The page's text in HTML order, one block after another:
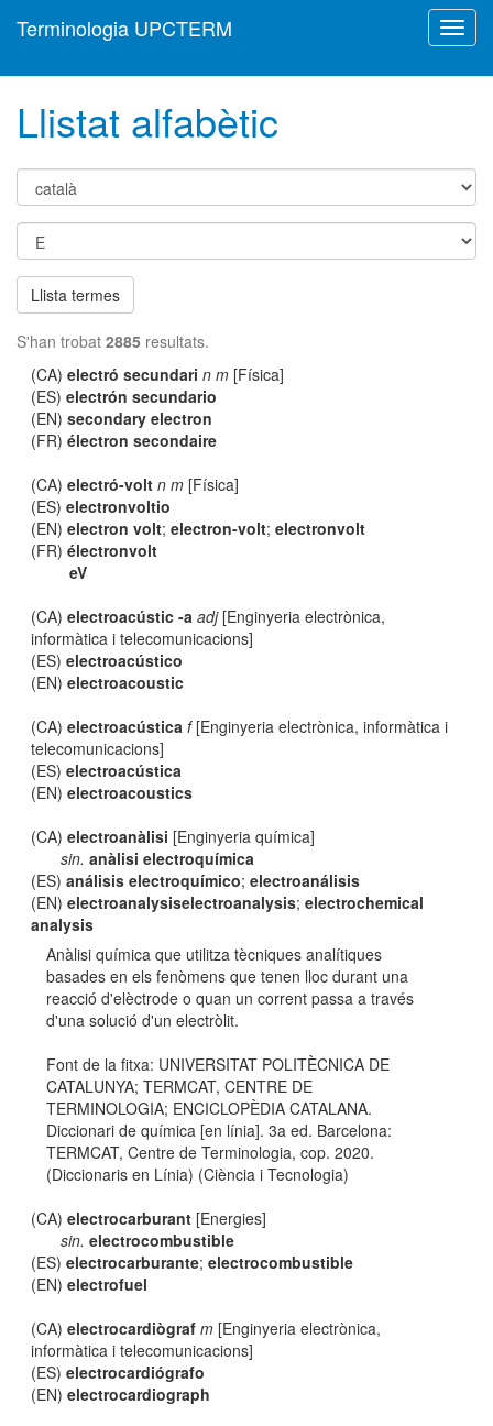
Terminologia UPCTERM
Llistat alfabètic
Llista termes
S'han trobat 2885 resultats.
(CA)electró secundari n m [Física]
(ES)electrón secundario
(EN)secondary electron
(FR)électron secondaire
(CA)electró-volt n m [Física]
(ES)electronvoltio
(EN)electron volt;electron-volt;electronvolt
(FR)électronvolt
eV
(CA)electroacústic -a adj[Enginyeria electrònica,
informàtica i telecomunicacions]
(ES)electroacústico
(EN)electroacoustic
(CA)electroacústica f[Enginyeria electrònica, informàtica i
telecomunicacions]
(ES)electroacústica
(EN)electroacoustics
(CA)electroanàlisi [Enginyeria química]
sin. anàlisi electroquímica
(ES)análisis electroquímico;electroanálisis
(EN)electroanalysiselectroanalysis;electrochemical
analysis
Anàlisi química que utilitza tècniques analítiques
basades en els fenòmens que tenen lloc durant una
reacció d'elèctrode o quan un corrent passa a través
d'una solució d'un electròlit.
Font de la fitxa: UNIVERSITAT POLITÈCNICA DE
CATALUNYA; TERMCAT, CENTRE DE
TERMINOLOGIA; ENCICLOPÈDIA CATALANA.
Diccionari de química [en línia]. 3a ed. Barcelona:
TERMCAT, Centre de Terminologia, cop. 2020.
(Diccionaris en Línia) (Ciència i Tecnologia)
(CA)electrocarburant [Energies]
sin. electrocombustible
(ES)electrocarburante;electrocombustible
(EN)electrofuel
(CA)electrocardiògraf m [Enginyeria electrònica,
informàtica i telecomunicacions]
(ES)electrocardiógrafo
(EN)electrocardiograph